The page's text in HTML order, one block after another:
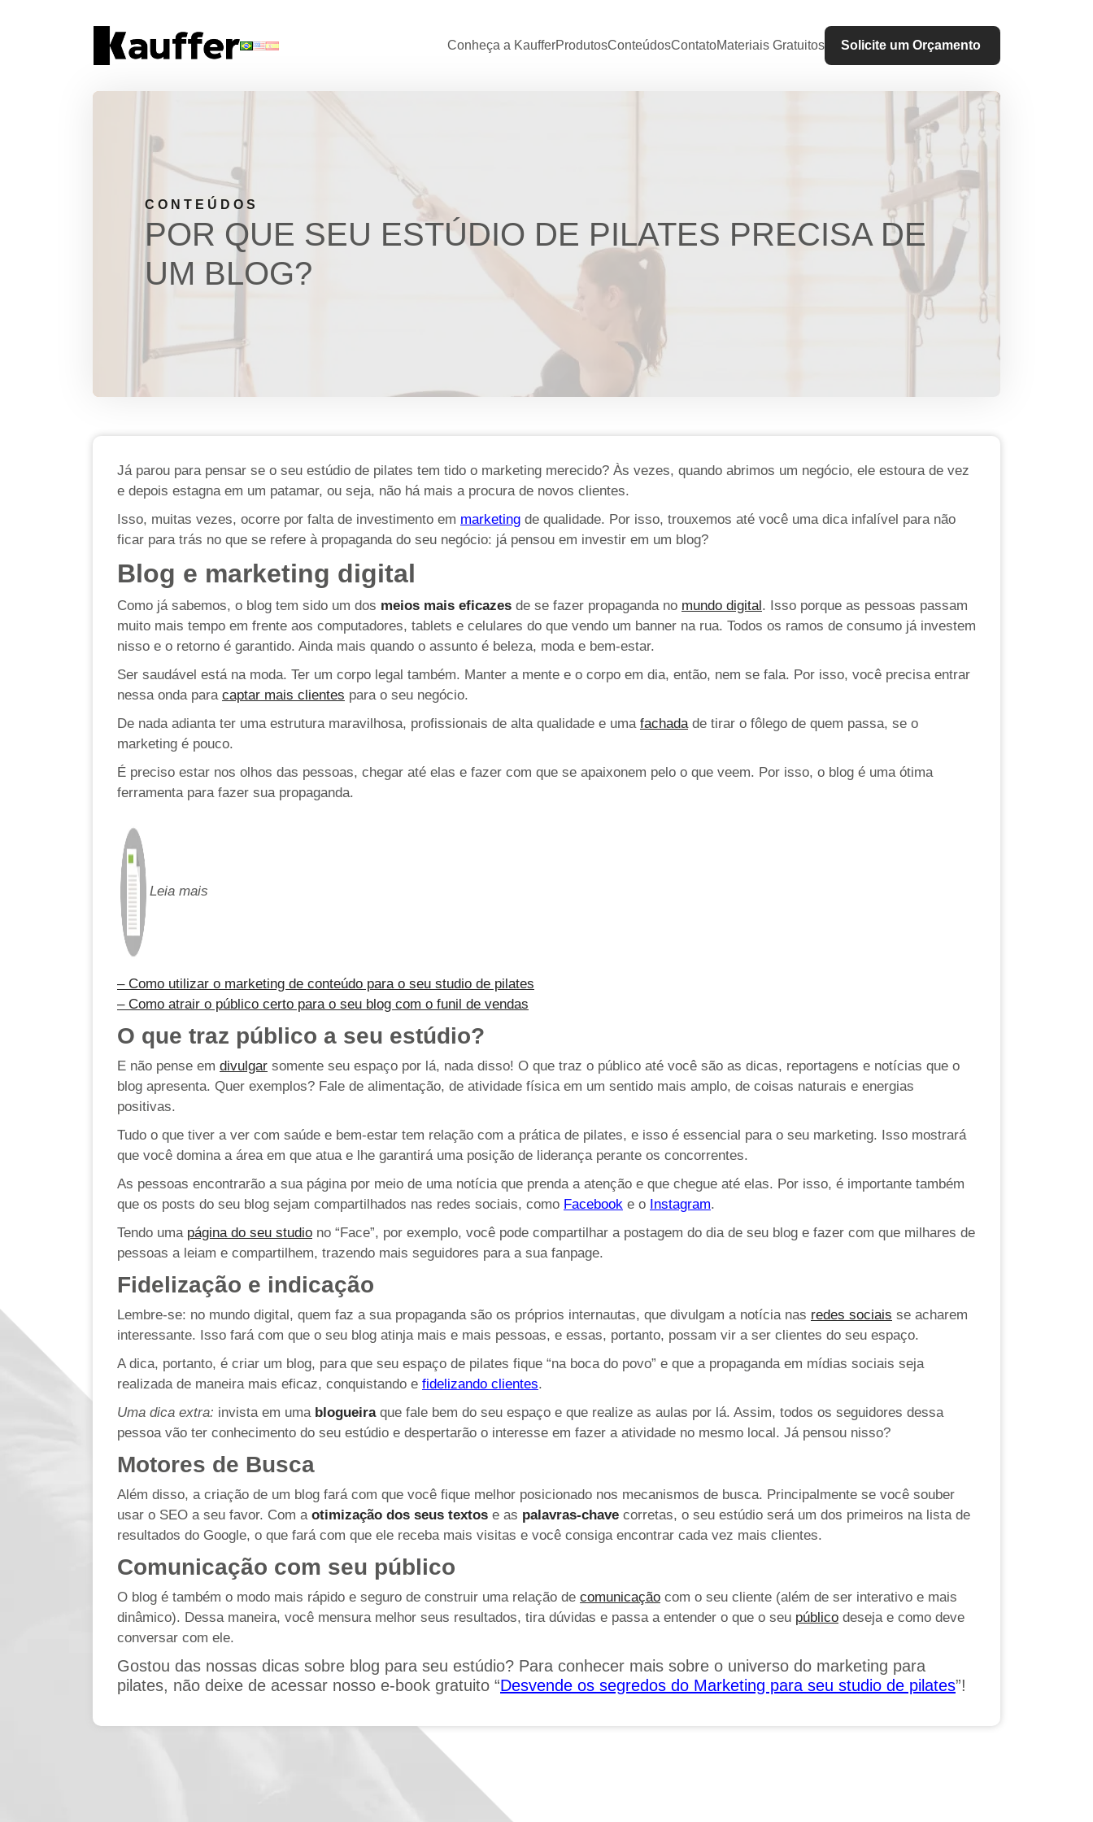
Contato
Materiais Gratuitos
Solicite um Orçamento
Conheça a KaufferProdutosConteúdosContatoMateriais Gratuitos Solicite um Orçamento
CONTEÚDOS
POR QUE SEU ESTÚDIO DE PILATES PRECISA DE
UM BLOG?
Já parou para pensar se o seu estúdio de pilates tem tido o marketing merecido? Às vezes, quando abrimos um negócio, ele estoura de vez
e depois estagna em um patamar, ou seja, não há mais a procura de novos clientes.
Isso, muitas vezes, ocorre por falta de investimento em marketing de qualidade. Por isso, trouxemos até você uma dica infalível para não
ficar para trás no que se refere à propaganda do seu negócio: já pensou em investir em um blog?
Blog e marketing digital
Como já sabemos, o blog tem sido um dos meios mais eficazes de se fazer propaganda no mundo digital. Isso porque as pessoas passam
muito mais tempo em frente aos computadores, tablets e celulares do que vendo um banner na rua. Todos os ramos de consumo já investem
nisso e o retorno é garantido. Ainda mais quando o assunto é beleza, moda e bem-estar.
Ser saudável está na moda. Ter um corpo legal também. Manter a mente e o corpo em dia, então, nem se fala. Por isso, você precisa entrar
nessa onda para captar mais clientes para o seu negócio.
De nada adianta ter uma estrutura maravilhosa, profissionais de alta qualidade e uma fachadade tirar o fôlego de quem passa, se o
marketing é pouco.
É preciso estar nos olhos das pessoas, chegar até elas e fazer com que se apaixonem pelo o que veem. Por isso, o blog é uma ótima
ferramenta para fazer sua propaganda.
Leia mais
– Como utilizar o marketing de conteúdo para o seu studio de pilates
– Como atrair o público certo para o seu blog com o funil de vendas
O que traz público a seu estúdio?
E não pense em divulgar somente seu espaço por lá, nada disso! O que traz o público até você são as dicas, reportagens e notícias que o
blog apresenta. Quer exemplos? Fale de alimentação, de atividade física em um sentido mais amplo, de coisas naturais e energias
positivas.
Tudo o que tiver a ver com saúde e bem-estar tem relação com a prática de pilates, e isso é essencial para o seu marketing. Isso mostrará
que você domina a área em que atua e lhe garantirá uma posição de liderança perante os concorrentes.
As pessoas encontrarão a sua página por meio de uma notícia que prenda a atenção e que chegue até elas. Por isso, é importante também
que os posts do seu blog sejam compartilhados nas redes sociais, como Facebook e o Instagram.
Tendo uma página do seu studio no “Face”, por exemplo, você pode compartilhar a postagem do dia de seu blog e fazer com que milhares de
pessoas a leiam e compartilhem, trazendo mais seguidores para a sua fanpage.
Fidelização e indicação
Lembre-se: no mundo digital, quem faz a sua propaganda são os próprios internautas, que divulgam a notícia nas redes sociais se acharem
interessante. Isso fará com que o seu blog atinja mais e mais pessoas, e essas, portanto, possam vir a ser clientes do seu espaço.
A dica, portanto, é criar um blog, para que seu espaço de pilates fique “na boca do povo” e que a propaganda em mídias sociais seja
realizada de maneira mais eficaz, conquistando e fidelizando clientes.
Uma dica extra: invista em uma blogueiraque fale bem do seu espaço e que realize as aulas por lá. Assim, todos os seguidores dessa
pessoa vão ter conhecimento do seu estúdio e despertarão o interesse em fazer a atividade no mesmo local. Já pensou nisso?
Motores de Busca
Além disso, a criação de um blog fará com que você fique melhor posicionado nos mecanismos de busca. Principalmente se você souber
usar o SEO a seu favor. Com a otimização dos seus textos e as palavras-chave corretas, o seu estúdio será um dos primeiros na lista de
resultados do Google, o que fará com que ele receba mais visitas e você consiga encontrar cada vez mais clientes.
Comunicação com seu público
O blog é também o modo mais rápido e seguro de construir uma relação de comunicação com o seu cliente (além de ser interativo e mais
dinâmico). Dessa maneira, você mensura melhor seus resultados, tira dúvidas e passa a entender o que o seu público deseja e como deve
conversar com ele.
Gostou das nossas dicas sobre blog para seu estúdio? Para conhecer mais sobre o universo do marketing para
pilates, não deixe de acessar nosso e-book gratuito “Desvende os segredos do Marketing para seu studio de pilates”!